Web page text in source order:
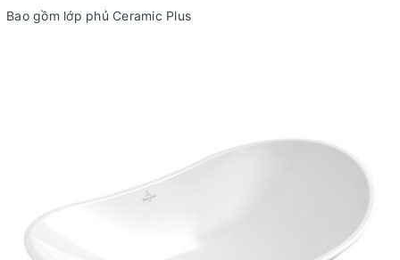
Bao gồm lớp phủ Ceramic Plus